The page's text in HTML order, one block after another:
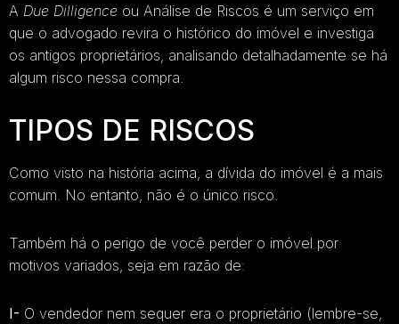
A Due Dilligence ou Análise de Riscos é um serviço em
que o advogado revira o histórico do imóvel e investiga
os antigos proprietários, analisando detalhadamente se há
algum risco nessa compra.
TIPOS DE RISCOS
Como visto na história acima, a dívida do imóvel é a mais
comum. No entanto, não é o único risco.
Também há o perigo de você perder o imóvel por
motivos variados, seja em razão de:
I- O vendedor nem sequer era o proprietário (lembre-se,